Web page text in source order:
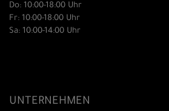
Do: 10:00-18:00 Uhr
Fr: 10:00-18:00 Uhr
Sa: 10:00-14:00 Uhr
UNTERNEHMEN